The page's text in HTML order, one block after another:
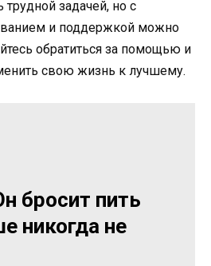
задачей, но с
и поддержкой можно
обратиться за помощью и
свою жизнь к лучшему.
бросит пить
никогда не